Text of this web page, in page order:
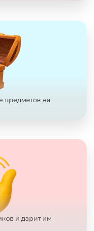
предметов на
и дарит им